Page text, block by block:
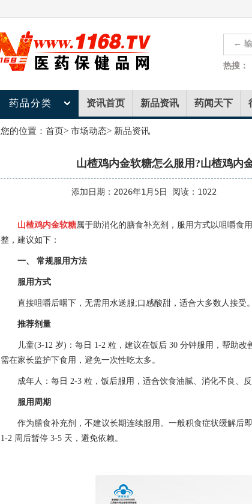
热搜：
药品分类 资讯首页 新品资讯 药闻天下
您的位置： 首页> 市场动态> 新品资讯
山楂鸡内金软糖怎么服用?山楂鸡内
添加日期：2026年1月5日 阅读：1022
山楂鸡内金软糖属于助消化的膳食补充剂，服用方式以咀嚼食
整，建议如下：
一、 常规服用方法
服用方式
直接咀嚼后咽下，无需用水送服;口感酸甜，适合大多数人接受。
推荐剂量
儿童(3-12 岁)：每日 1-2 粒，建议在饭后 30 分钟服用，帮助
需在家长监护下食用，避免一次性吃太多。
成年人：每日 2-3 粒，饭后服用，适合饮食油腻、消化不良、反
服用周期
作为膳食补充剂，不建议长期连续服用。一般积食症状缓解后
1-2 周后暂停 3-5 天，避免依赖。